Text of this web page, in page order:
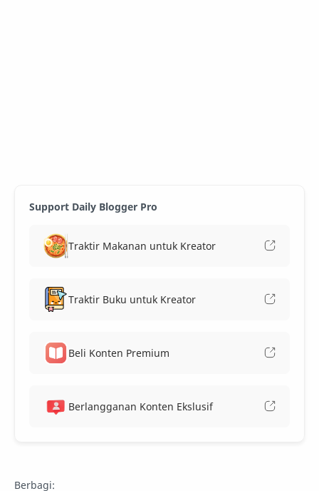
Support Daily Blogger Pro
Traktir Makanan untuk Kreator
Traktir Buku untuk Kreator
Beli Konten Premium
Berlangganan Konten Ekslusif